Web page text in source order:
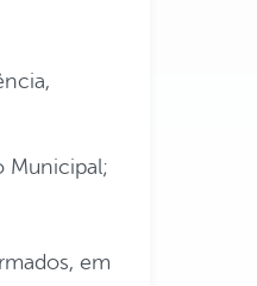
Municipal;
em